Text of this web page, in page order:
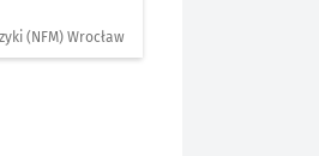
(NFM) Wrocław